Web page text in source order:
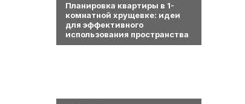
Планировка квартиры в 1-
комнатной хрущевке: идеи
для эффективного
использования пространства